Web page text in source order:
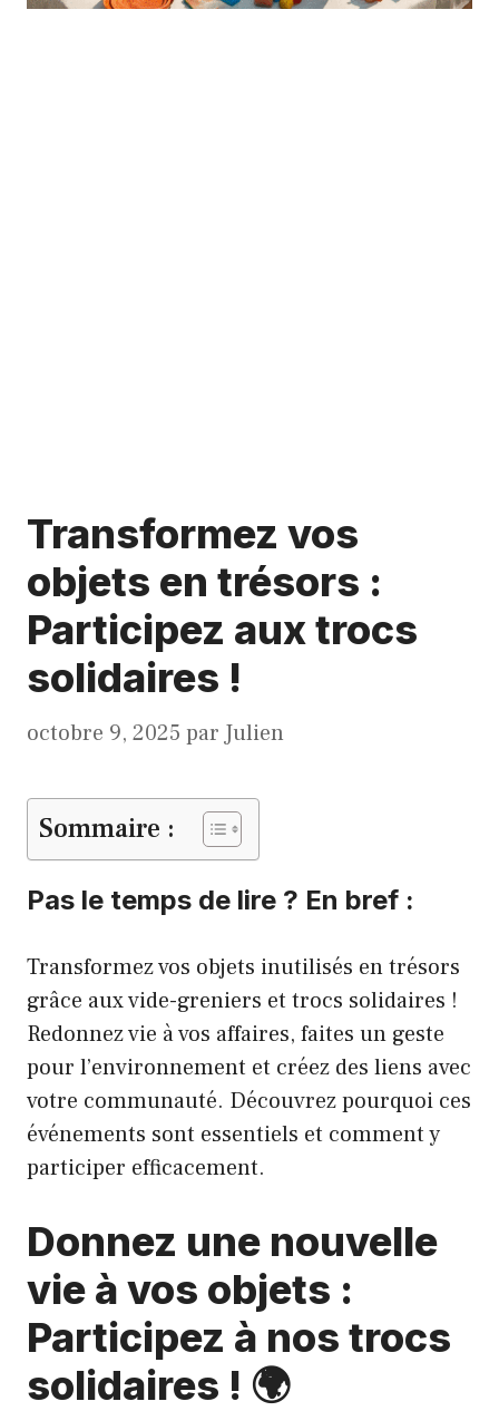
Transformez vos
objets en trésors :
Participez aux trocs
solidaires !
octobre 9, 2025 par Julien
Sommaire :
Pas le temps de lire ? En bref :
Transformez vos objets inutilisés en trésors
grâce aux vide-greniers et trocs solidaires !
Redonnez vie à vos affaires, faites un geste
pour l’environnement et créez des liens avec
votre communauté. Découvrez pourquoi ces
événements sont essentiels et comment y
participer efficacement.
Donnez une nouvelle
vie à vos objets :
Participez à nos trocs
solidaires ! 🌍